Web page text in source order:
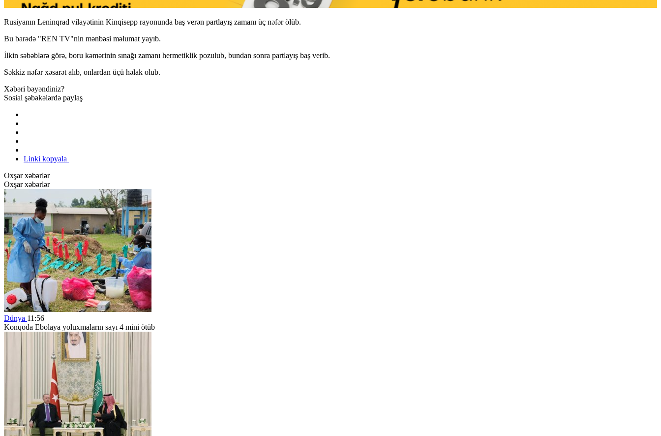
Rusiyanın Leninqrad vilayətinin Kinqisepp rayonunda baş verən partlayış zamanı üç nəfər ölüb.
Bu barədə "REN TV"nin mənbəsi məlumat yayıb.
İlkin səbəblərə görə, boru kəmərinin sınağı zamanı hermetiklik pozulub, bundan sonra partlayış baş verib.
Səkkiz nəfər xəsarət alıb, onlardan üçü həlak olub.
Xəbəri bəyəndiniz?
Sosial şəbəkələrdə paylaş
Linki kopyala
Oxşar xəbərlər
Oxşar xəbərlər
Dünya 11:56
Konqoda Ebolaya yoluxmaların sayı 4 mini ötüb